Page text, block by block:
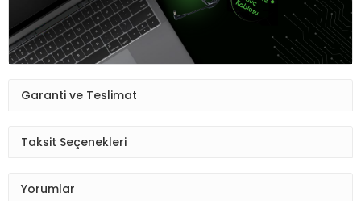
Garanti ve Teslimat
Taksit Seçenekleri
Yorumlar